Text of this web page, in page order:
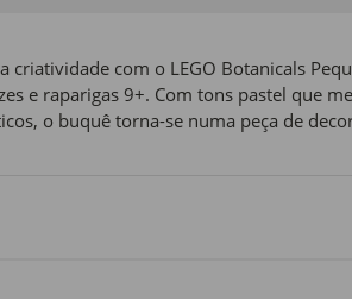
criatividade com o LEGO Botanicals
e raparigas 9+. Com tons pastel que
o buquê torna-se numa peça de